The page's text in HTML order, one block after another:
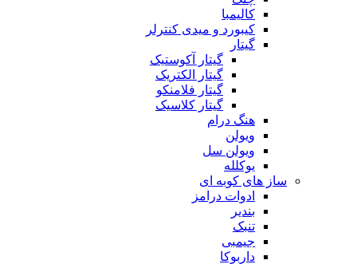
کالیمبا
کیبورد و میدی کنترلر
گیتار
گیتار آکوستیک
گیتار الکتریک
گیتار فلامنکو
گیتار کلاسیک
هنگ درام
ویولن
ویولن سل
یوکلله
ساز های کوبه ای
ادوات درامز
بندیر
تنبک
جیمبی
داربوکا